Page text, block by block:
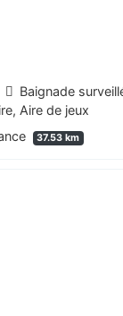
Baignade
Aire de jeux
37.53 km